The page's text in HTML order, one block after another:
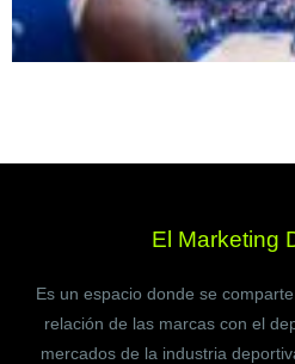
El Marketing
Es un espacio donde se
relación de las marcas con el
mercados de la industria